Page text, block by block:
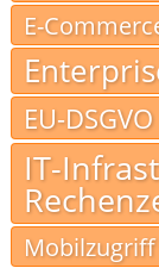
E-
EU-DSGVO
IT-